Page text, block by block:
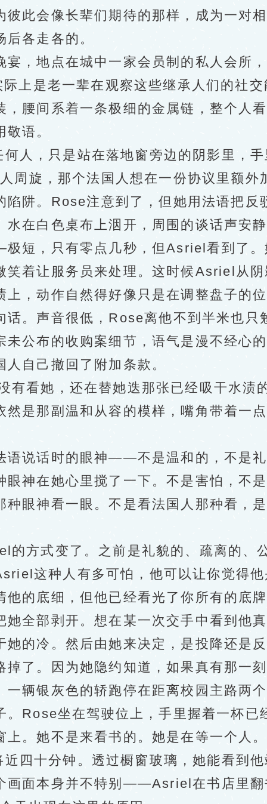
会像长辈们期待的那样，成为一对相
各走各的。
地点在城中一家会员制的私人会所，
际上是老一辈在观察这些继承人们的社
腰间系着一条极细的金属链，整个人
语。
，只是站在落地窗旁边的阴影里，手
周旋，那个法国人想在一份协议里额外
陷阱。Rose注意到了，但她用法语把反
在白色桌布上洇开，周围的谈话声安
，只有零点几秒，但Asriel看到了。
笑着让服务员来处理。这时候Asriel从
动作自然得好像只是在调整盘子的位
话。声音很低，Rose离他不到半米也
公布的收购案细节，语气是漫不经心
自己撤回了附加条款。
她，还在替她迭那张已经吸干水渍
是那副温和从容的模样，嘴角带着一
话时的眼神——不是温和的，不是礼
神在她心里搅了一下。不是害怕，不
眼神看一眼。不是看法国人那种看，
式变了。之前是礼貌的、疏离的、
这种人有多可怕，他可以让你觉得
的底细，但他已经看光了你所有的底
部剥开。想在某一次交手中看到他
的冷。然后由她来决定，是投降还是
。因为她隐约知道，如果真有那一刻
银灰色的轿跑停在距离校园主路两个
。Rose坐在驾驶位上，手里握着一杯已
。她不是来看书的。她是在等一个人。
十分钟。透过橱窗玻璃，她能看到他
画面本身并不特别——Asriel在书店里翻